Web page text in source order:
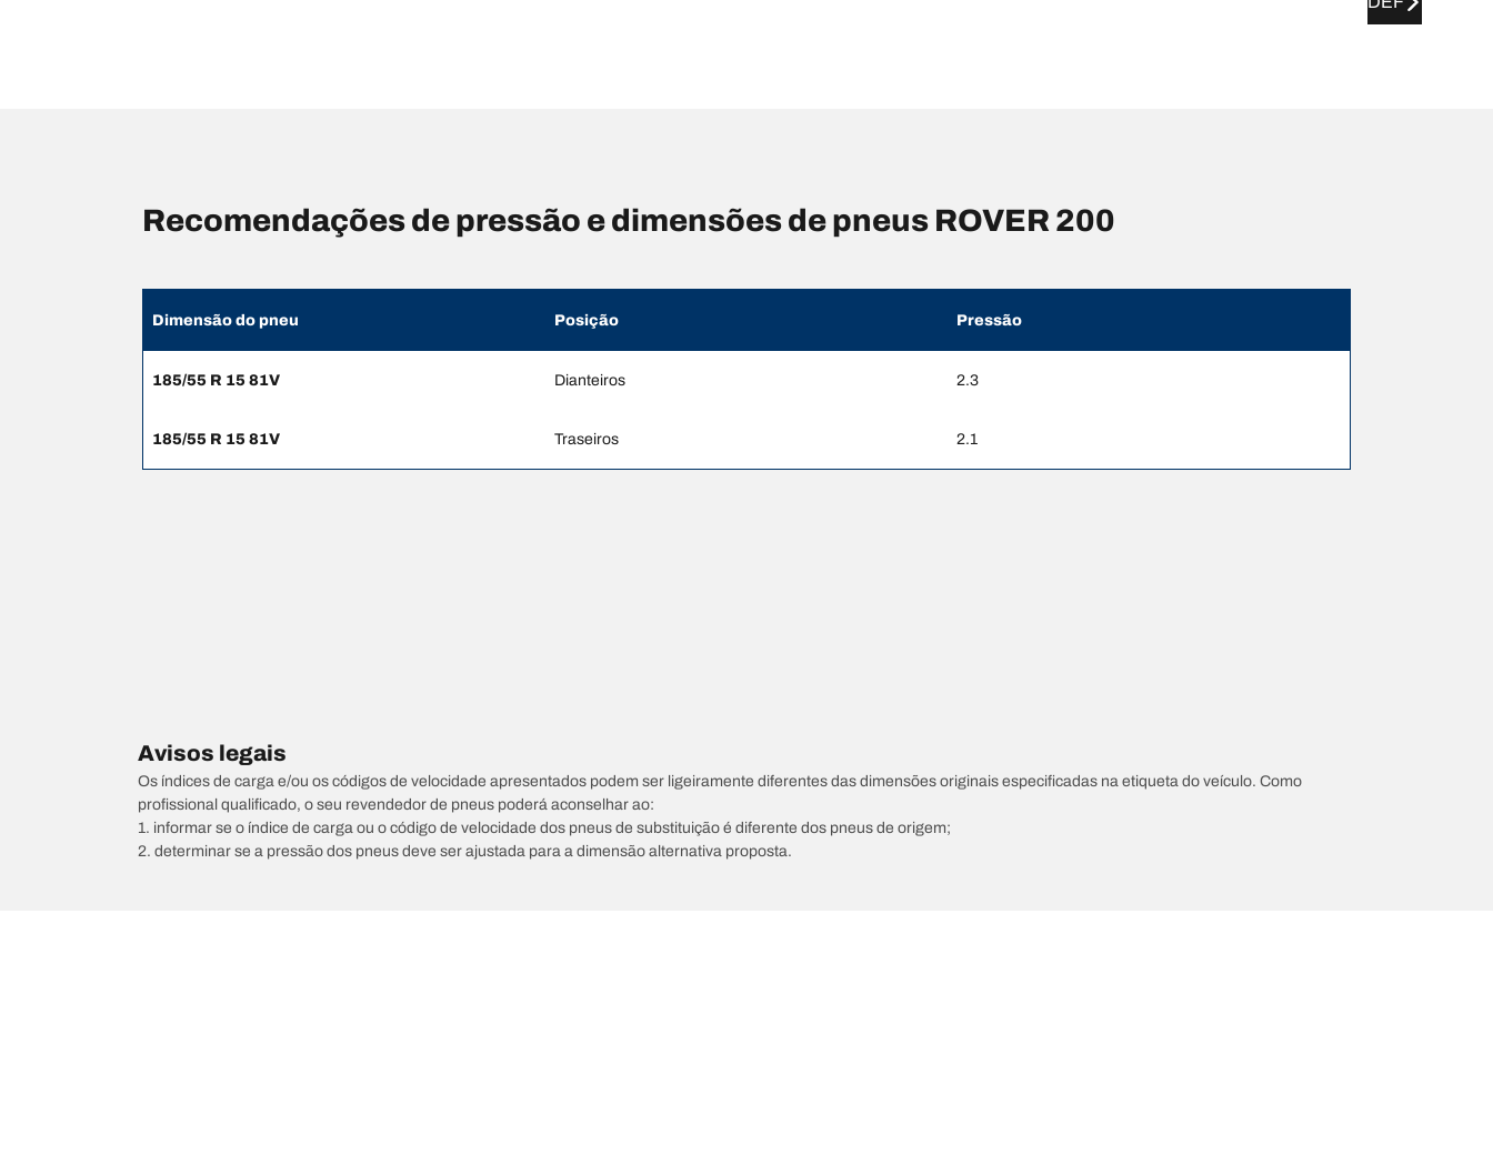
Recomendações de pressão e dimensões de pneus ROVER 200
Dimensão do pneu Posição Pressão
185/55 R 15 81V Dianteiros 2.3
185/55 R 15 81V Traseiros 2.1
Avisos legais
Os índices de carga e/ou os códigos de velocidade apresentados podem ser ligeiramente diferentes das dimensões originais especificadas na etiqueta do veículo. Como
profissional qualificado, o seu revendedor de pneus poderá aconselhar ao:
1. informar se o índice de carga ou o código de velocidade dos pneus de substituição é diferente dos pneus de origem;
2. determinar se a pressão dos pneus deve ser ajustada para a dimensão alternativa proposta.